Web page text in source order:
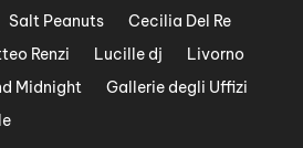
Salt Peanuts
Cecilia Del Re
Renzi Lucille dj
Livorno
Midnight
Gallerie degli Uffizi